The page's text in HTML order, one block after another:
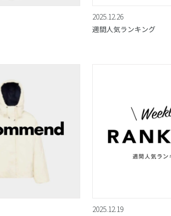
2025.12.26
週間人気ランキング
2025.12.19